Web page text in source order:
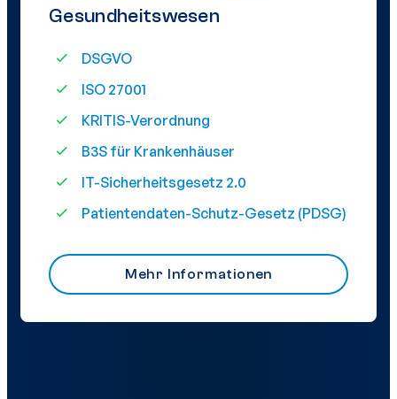
Gesundheitswesen
DSGVO
ISO 27001
KRITIS-Verordnung
B3S für Krankenhäuser
IT-Sicherheitsgesetz 2.0
Patientendaten-Schutz-Gesetz (PDSG)
Mehr Informationen